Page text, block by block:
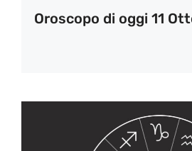
Oroscopo di oggi 11